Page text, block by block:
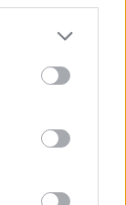
preferencias
en la
more Google
including but
may click to